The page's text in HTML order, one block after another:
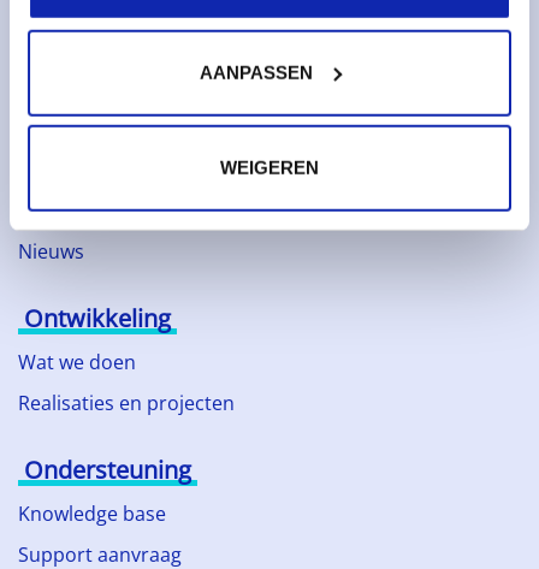
AANPASSEN
WEIGEREN
Webhosting
Bedrijf
Duurzaam ondernemen
Technologische partners
Nieuws
Ontwikkeling
Wat we doen
Realisaties en projecten
Ondersteuning
Knowledge base
Support aanvraag